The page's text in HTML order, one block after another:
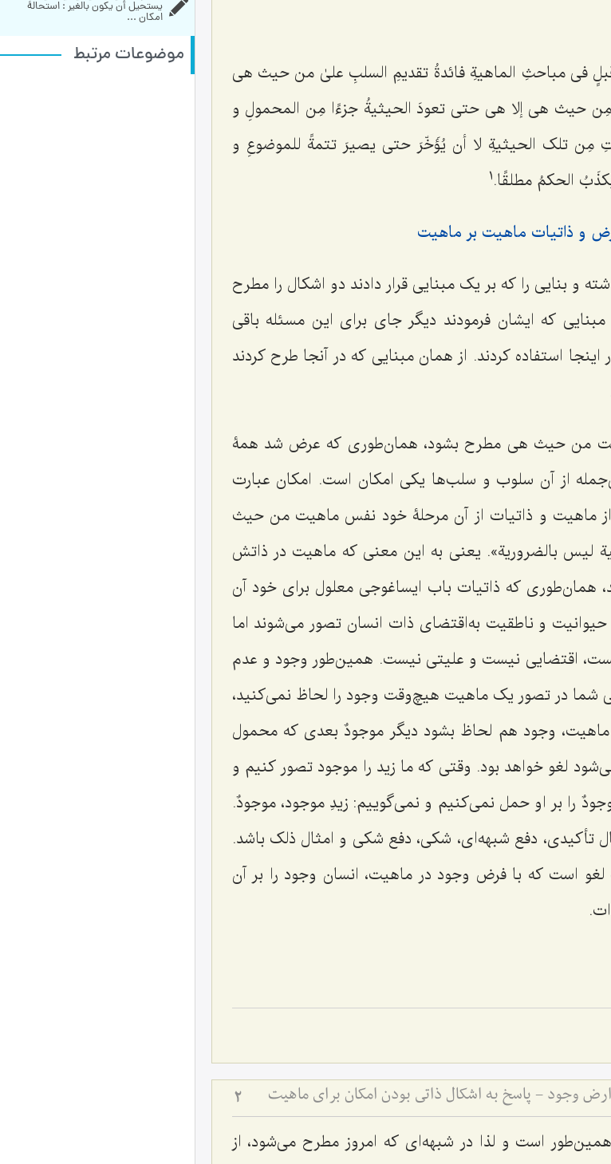
مباحثِ الماهیةِ فائدةُ تقدیمِ السلبِ علىٰ من حیث هی
حیث هی إلا هی حتى تعودَ الحیثیةُ جزءًا مِن المحمولِ‌ و
مِن تلک الحیثیةِ لا أن یُؤَخّرَ حتى یصیرَ تتمةً للموضوعِ و
الحکمُ مطلقًا.1
و ذاتیات ماهیت بر ماهیت
و بنایی را که بر یک مبنایی قرار دادند دو اشکال را مطرح
که ایشان فرمودند دیگر جای برای این مسئله باقی
استفاده کردند. از همان مبنایی که در آنجا طرح کردند
من حیث هی مطرح بشود، همان‌طوری که عرض شد همۀ
از آن سلوب و سلب‌ها یکی امکان است. امکان عبارت
ماهیت و ذاتیات از آن مرحلۀ خود نفس ماهیت من حیث
لیس بالضروریة». یعنی به این معنی که ماهیت در ذاتش
همان‌طوری که ذاتیات باب ایساغوجی معلول برای خود آن
و ناطقیت به‌اقتضای ذات انسان تصور می‌شوند اما
اقتضایی نیست و علیتی نیست. همین‌طور وجود و عدم
در تصور یک ماهیت هیچ‌وقت وجود را لحاظ نمی‌کنید،
ماهیت، وجود هم لحاظ بشود دیگر موجودٌبعدی که محمول
لغو خواهد بود. وقتی که ما زید را موجود تصور کنیم و
را بر او حمل نمی‌کنیم و نمی‌گوییم: زیدِ موجود،موجودٌ.
تأکیدی، دفع شبهه‌ای، شکی، دفع شکی و امثال ذلک باشد.
است که با فرض وجود در ماهیت، انسان وجود را بر آن
وجود - پاسخ به اشکال ذاتی بودن امکان برای ماهیت 2
است و لذا در شبهه‌ای که امروز مطرح می‌شود، از
امکان ...
موضوعات مرتبط